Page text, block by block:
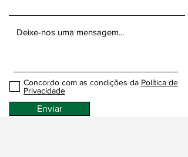
Concordo com as condições da Política de
Privacidade
Enviar